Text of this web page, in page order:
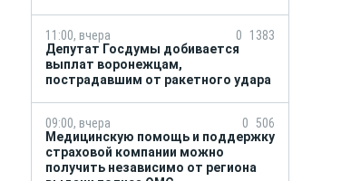
11:00, вчера 0
1383
Депутат Госдумы добивается
выплат воронежцам,
пострадавшим от ракетного удара
09:00, вчера 0 506
Медицинскую помощь и поддержку
страховой компании можно
получить независимо от региона